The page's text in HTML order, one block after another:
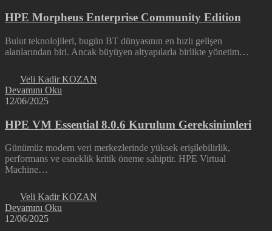
HPE Morpheus Enterprise Community Edition
Bulut teknolojileri, bugün BT dünyasının en hızlı gelişen
alanlarından biri. Ancak büyüyen altyapılarla birlikte yönetim…
Veli Kadir KOZAN
Devamını Oku
12/06/2025
HPE VM Essential 8.0.6 Kurulum Gereksinimleri
Günümüz modern veri merkezlerinde yüksek erişilebilirlik,
performans ve esneklik kritik öneme sahiptir. HPE Virtual
Machine…
Veli Kadir KOZAN
Devamını Oku
12/06/2025